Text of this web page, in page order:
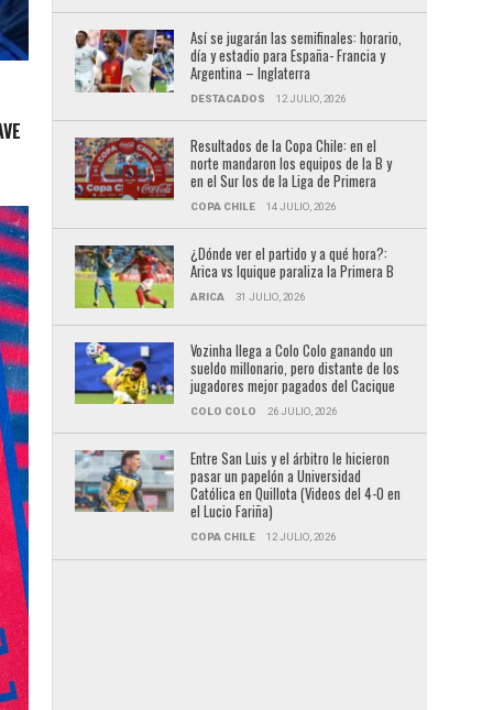
Así se jugarán las semifinales: horario,
día y estadio para España- Francia y
Argentina – Inglaterra
DESTACADOS 12 JULIO, 2026
Resultados de la Copa Chile: en el
norte mandaron los equipos de la B y
en el Sur los de la Liga de Primera
COPA CHILE 14 JULIO, 2026
¿Dónde ver el partido y a qué hora?:
Arica vs Iquique paraliza la Primera B
ARICA 31 JULIO, 2026
Vozinha llega a Colo Colo ganando un
sueldo millonario, pero distante de los
jugadores mejor pagados del Cacique
COLO COLO 26 JULIO, 2026
Entre San Luis y el árbitro le hicieron
pasar un papelón a Universidad
Católica en Quillota (Videos del 4-0 en
el Lucio Fariña)
COPA CHILE 12 JULIO, 2026